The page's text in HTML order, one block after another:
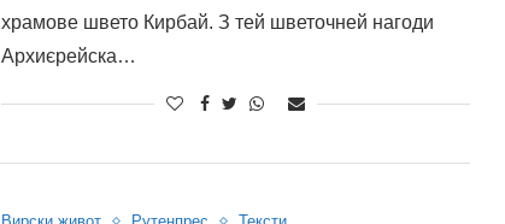
храмове швето Кирбай. З тей шветочней нагоди
Архиєрейска…